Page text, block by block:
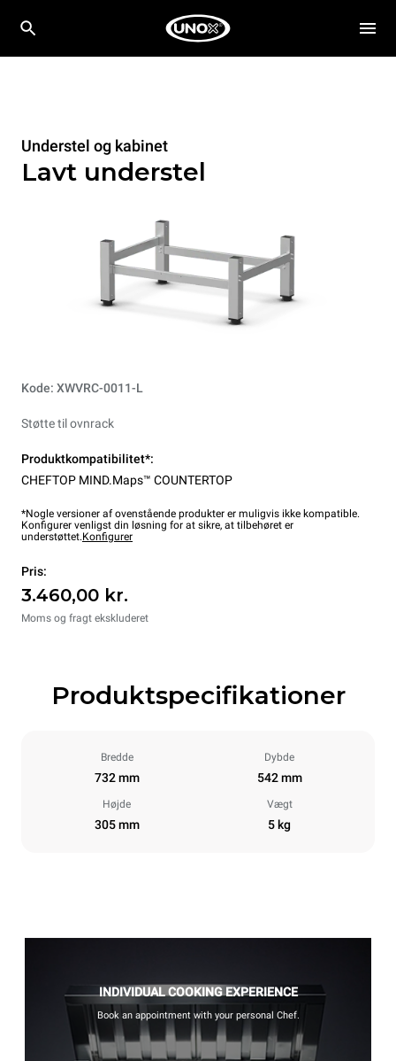
Understel og kabinet
Lavt understel
Kode: XWVRC-0011-L
Støtte til ovnrack
Produktkompatibilitet*:
CHEFTOP MIND.Maps™ COUNTERTOP
*Nogle versioner af ovenstående produkter er muligvis ikke kompatible.
Konfigurer venligst din løsning for at sikre, at tilbehøret er
understøttet.Konfigurer
Pris:
3.460,00 kr.
Moms og fragt ekskluderet
Produktspecifikationer
Bredde
732 mm
Dybde
542 mm
Højde
305 mm
Vægt
5 kg
INDIVIDUAL COOKING EXPERIENCE
Book an appointment with your personal Chef.